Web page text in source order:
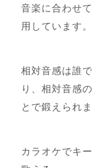
音楽に合わせ
用しています。
相対音感は誰
り、相対音感
とで鍛えられま
カラオケでキ